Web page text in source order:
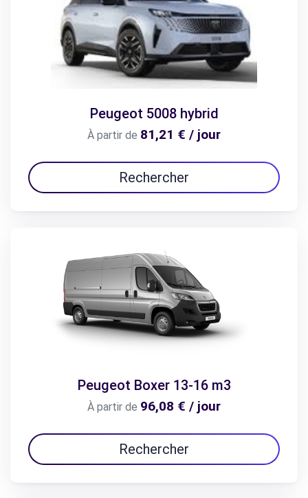
Peugeot 5008 hybrid
À partir de 81,21 € / jour
Rechercher
Peugeot Boxer 13-16 m3
À partir de 96,08 € / jour
Rechercher